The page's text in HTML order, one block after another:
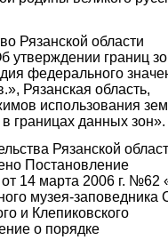
Рязанской области
утверждении границ
федерального
Рязанская область,
использования
границах данных зон».
Рязанской
Постановление
от 14 марта 2006 г. №62
музея-заповедника
и Клепиковского
о порядке